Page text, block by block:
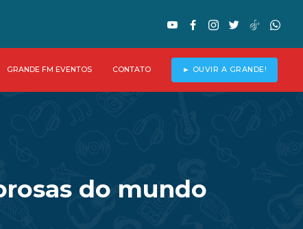
GRANDE FM EVENTOS CONTATO ► OUVIR A GRANDE!
do mundo